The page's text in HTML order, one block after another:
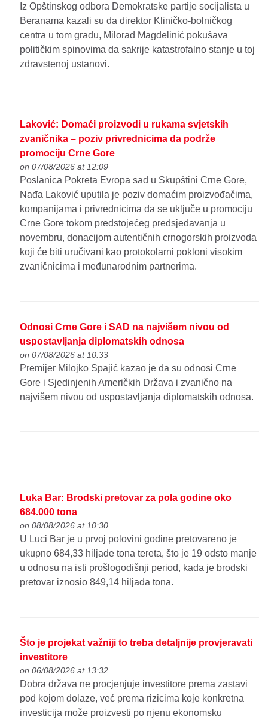
Iz Opštinskog odbora Demokratske partije socijalista u
Beranama kazali su da direktor Kliničko-bolničkog
centra u tom gradu, Milorad Magdelinić pokušava
političkim spinovima da sakrije katastrofalno stanje u toj
zdravstenoj ustanovi.
Laković: Domaći proizvodi u rukama svjetskih
zvaničnika – poziv privrednicima da podrže
promociju Crne Gore
on 07/08/2026 at 12:09
Poslanica Pokreta Evropa sad u Skupštini Crne Gore,
Nađa Laković uputila je poziv domaćim proizvođačima,
kompanijama i privrednicima da se uključe u promociju
Crne Gore tokom predstojećeg predsjedavanja u
novembru, donacijom autentičnih crnogorskih proizvoda
koji će biti uručivani kao protokolarni pokloni visokim
zvaničnicima i međunarodnim partnerima.
Odnosi Crne Gore i SAD na najvišem nivou od
uspostavljanja diplomatskih odnosa
on 07/08/2026 at 10:33
Premijer Milojko Spajić kazao je da su odnosi Crne
Gore i Sjedinjenih Američkih Država i zvanično na
najvišem nivou od uspostavljanja diplomatskih odnosa.
Luka Bar: Brodski pretovar za pola godine oko
684.000 tona
on 08/08/2026 at 10:30
U Luci Bar je u prvoj polovini godine pretovareno je
ukupno 684,33 hiljade tona tereta, što je 19 odsto manje
u odnosu na isti prošlogodišnji period, kada je brodski
pretovar iznosio 849,14 hiljada tona.
Što je projekat važniji to treba detaljnije provjeravati
investitore
on 06/08/2026 at 13:32
Dobra država ne procjenjuje investitore prema zastavi
pod kojom dolaze, već prema rizicima koje konkretna
investicija može proizvesti po njenu ekonomsku